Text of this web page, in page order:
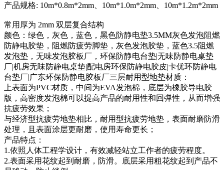
产品规格: 10m*0.8m*2mm、10m*1.0m*2mm、10m*1.2m*2mm
常用厚为 2mm 双层复合结构
颜色：绿色，灰色，蓝色，黑色防静电垫3.5MM灰色发泡阻燃
防静电胶垫，阻燃防疲劳脚垫，灰色发泡胶垫，蓝色3.5阻燃
发泡垫，无味发泡胶板厂，环保防静电台垫|无味防静电桌垫
厂|机房无味防静电桌垫|配电房环保防静电胶皮|卡优环防静电
台垫厂|广东环保防静电胶板厂三层耐用型地垫材质：
上表面为PVC材质，中间为EVA发泡棉，底层为橡胶导电胶
版，高密度发泡棉可以提高产品的耐用性和回弹性，从而增强
抗疲劳效果；
与经济型抗疲劳地垫相比，耐用型抗疲劳地垫，表面耐磨防滑
处理，且表面涂层更耐磨，使用寿命更长；
产品特点：
1.依照人体工程学设计，有效减轻站立工作者的疲劳程度。
2.表面采用花纹起到耐磨，防滑。底层采用粗花纹起到产品不